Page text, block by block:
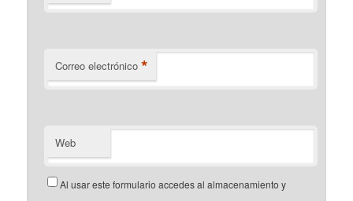
Correo electrónico *
Web
Al usar este formulario accedes al almacenamiento y